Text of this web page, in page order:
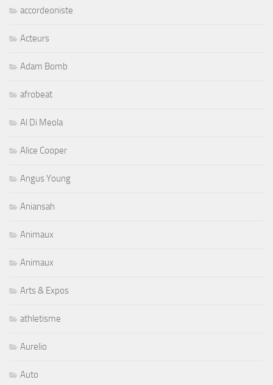
accordeoniste
Acteurs
Adam Bomb
afrobeat
Al Di Meola
Alice Cooper
Angus Young
Aniansah
Animaux
Animaux
Arts & Expos
athletisme
Aurelio
Auto